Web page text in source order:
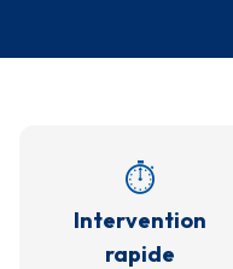
⏱
Intervention
rapide